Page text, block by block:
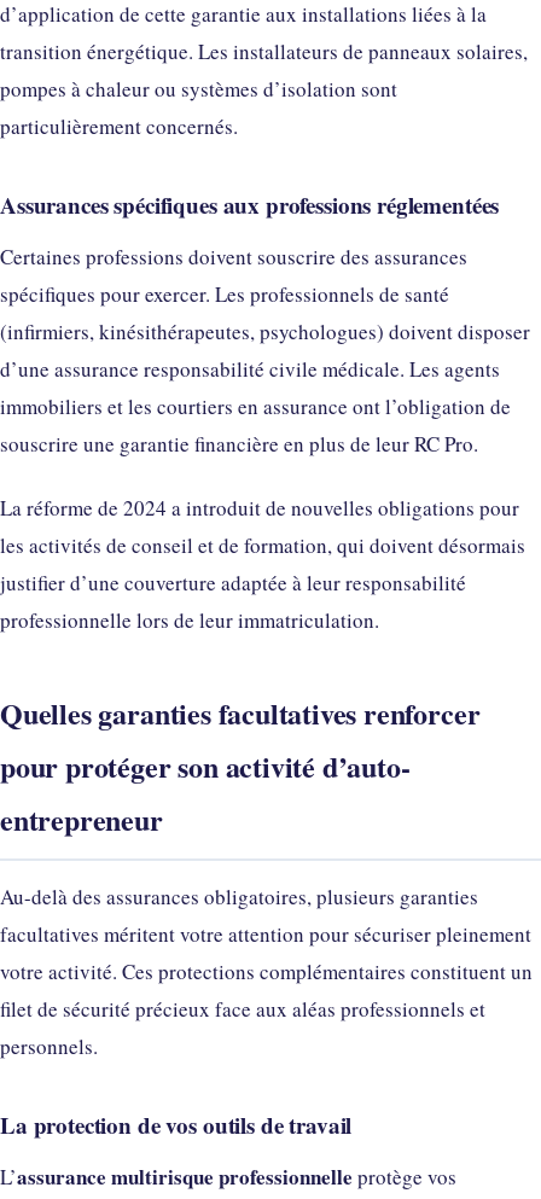
d’application de cette garantie aux installations liées à la
transition énergétique. Les installateurs de panneaux solaires,
pompes à chaleur ou systèmes d’isolation sont
particulièrement concernés.
Assurances spécifiques aux professions réglementées
Certaines professions doivent souscrire des assurances
spécifiques pour exercer. Les professionnels de santé
(infirmiers, kinésithérapeutes, psychologues) doivent disposer
d’une assurance responsabilité civile médicale. Les agents
immobiliers et les courtiers en assurance ont l’obligation de
souscrire une garantie financière en plus de leur RC Pro.
La réforme de 2024 a introduit de nouvelles obligations pour
les activités de conseil et de formation, qui doivent désormais
justifier d’une couverture adaptée à leur responsabilité
professionnelle lors de leur immatriculation.
Quelles garanties facultatives renforcer
pour protéger son activité d’auto-
entrepreneur
Au-delà des assurances obligatoires, plusieurs garanties
facultatives méritent votre attention pour sécuriser pleinement
votre activité. Ces protections complémentaires constituent un
filet de sécurité précieux face aux aléas professionnels et
personnels.
La protection de vos outils de travail
L’assurance multirisque professionnelle protège vos